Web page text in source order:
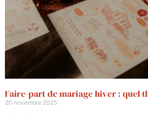
Faire-part de mariage hiver : quel
20 novembre 2025